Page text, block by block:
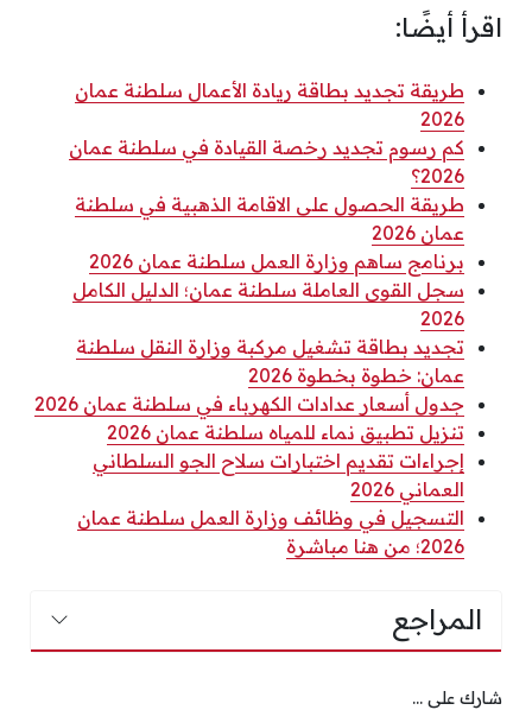
اقرأ أيضًا:
طريقة تجديد بطاقة ريادة الأعمال سلطنة عمان
2026
كم رسوم تجديد رخصة القيادة في سلطنة عمان
2026؟
طريقة الحصول على الاقامة الذهبية في سلطنة
عمان 2026
برنامج ساهم وزارة العمل سلطنة عمان 2026
سجل القوى العاملة سلطنة عمان؛ الدليل الكامل
2026
تجديد بطاقة تشغيل مركبة وزارة النقل سلطنة
عمان: خطوة بخطوة 2026
جدول أسعار عدادات الكهرباء في سلطنة عمان 2026
تنزيل تطبيق نماء للمياه سلطنة عمان 2026
إجراءات تقديم اختبارات سلاح الجو السلطاني
العماني 2026
التسجيل في وظائف وزارة العمل سلطنة عمان
2026؛ من هنا مباشرة
المراجع
شارك على ...